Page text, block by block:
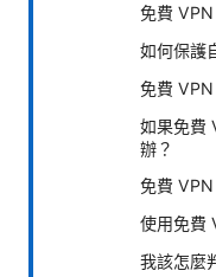
免費
如何保護
免費
如果免費
辦？
免費
使用免費
我該怎麼